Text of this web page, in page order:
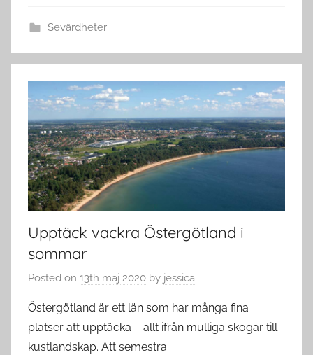
Sevärdheter
Upptäck vackra Östergötland i
sommar
Posted on 13th maj 2020 by jessica
Östergötland är ett län som har många fina
platser att upptäcka – allt ifrån mulliga skogar till
kustlandskap. Att semestra